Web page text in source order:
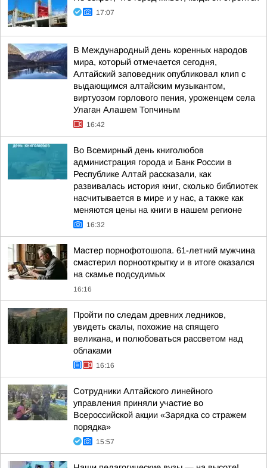
17:07
В Международный день коренных народов
мира, который отмечается сегодня,
Алтайский заповедник опубликовал клип с
выдающимся алтайским музыкантом,
виртуозом горлового пения, уроженцем села
Улаган Алашем Топчиным
16:42
Во Всемирный день книголюбов
администрация города и Банк России в
Республике Алтай рассказали, как
развивалась история книг, сколько библиотек
насчитывается в мире и у нас, а также как
меняются цены на книги в нашем регионе
16:32
Мастер порнофотошопа. 61-летний мужчина
смастерил порнооткрытку и в итоге оказался
на скамье подсудимых
16:16
Пройти по следам древних ледников,
увидеть скалы, похожие на спящего
великана, и полюбоваться рассветом над
облаками
16:16
Сотрудники Алтайского линейного
управления приняли участие во
Всероссийской акции «Зарядка со стражем
порядка»
15:57